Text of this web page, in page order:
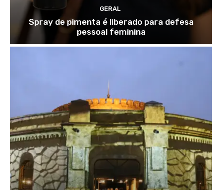
GERAL
Spray de pimenta é liberado para defesa
pessoal feminina